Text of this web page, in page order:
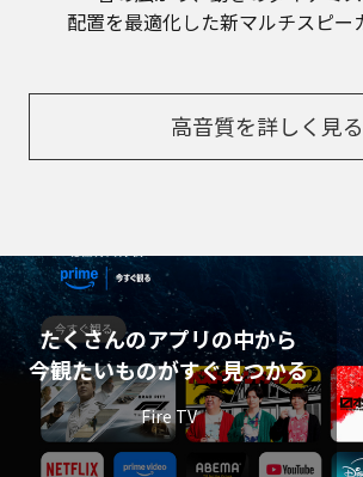
配置を最適化した新マルチスピー
高音質を詳しく見る
たくさんのアプリの中から
今観たいものがすぐ見つかる
Fire TV